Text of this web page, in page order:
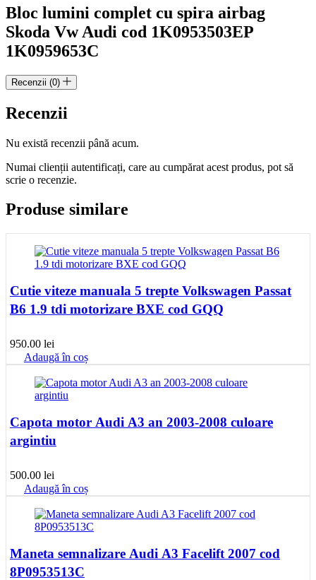
Audi
cod
1K0953503EP
1K0959653C
Bloc lumini complet cu spira airbag
Skoda Vw Audi cod 1K0953503EP
1K0959653C
Recenzii (0)
Recenzii
Nu există recenzii până acum.
Numai clienții autentificați, care au cumpărat acest produs, pot să
scrie o recenzie.
Produse similare
Cutie viteze manuala 5 trepte Volkswagen Passat
B6 1.9 tdi motorizare BXE cod GQQ
950.00 lei
Adaugă în coș
Capota motor Audi A3 an 2003-2008 culoare
argintiu
500.00 lei
Adaugă în coș
Maneta semnalizare Audi A3 Facelift 2007 cod
8P0953513C